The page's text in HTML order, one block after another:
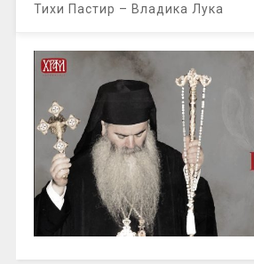
Тихи Пастир – Владика Лука